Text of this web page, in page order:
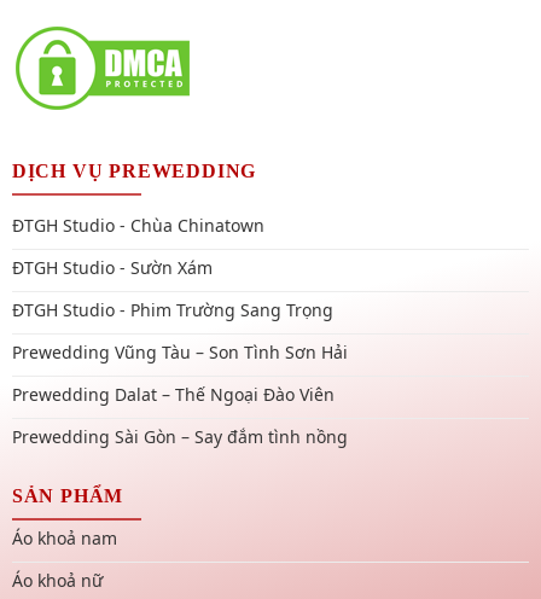
DỊCH VỤ PREWEDDING
ĐTGH Studio - Chùa Chinatown
ĐTGH Studio - Sườn Xám
ĐTGH Studio - Phim Trường Sang Trọng
Prewedding Vũng Tàu – Son Tình Sơn Hải
Prewedding Dalat – Thế Ngoại Đào Viên
Prewedding Sài Gòn – Say đắm tình nồng
SẢN PHẨM
Áo khoả nam
Áo khoả nữ